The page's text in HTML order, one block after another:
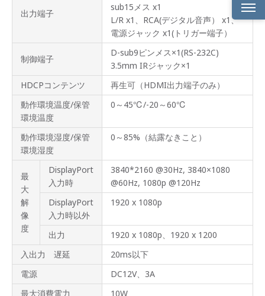
出力端子
sub15メス x1
L/R x1、RCA(デジタル音声） x1、
電源ジャック x1(トリガー端子）
制御端子
D-sub9ピンメス×1(RS-232C)
3.5mm IRジャック×1
HDCPコンテンツ
再生可（HDMI出力端子のみ）
動作環境温度/保管
環境温度
0～45℃/-20～60℃
動作環境湿度/保管
環境湿度
0～85%（結露なきこと）
最
大
解
像
度
DisplayPort
入力時
3840*2160 @30Hz, 3840×1080
@60Hz, 1080p @120Hz
DisplayPort
入力時以外
1920 x 1080p
出力
1920 x 1080p、1920 x 1200
入出力 遅延
20ms以下
電源
DC12V、3A
最大消費電力
10W
表示
能
チフ
応